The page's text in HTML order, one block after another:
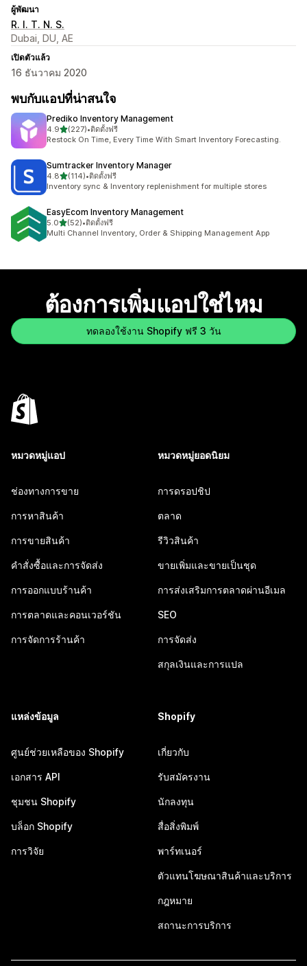
ผู้พัฒนา
R. I. T. N. S.
Dubai, DU, AE
เปิดตัวแล้ว
16 ธันวาคม 2020
พบกับแอปที่น่าสนใจ
Prediko Inventory Management
4.9เต็ม 5 ดาว
(227)
ทั้งหมด 227 รีวิว
•ติดตั้งฟรี
Restock On Time, Every Time With Smart Inventory Forecasting.
Sumtracker Inventory Manager
4.8เต็ม 5 ดาว
(114)
ทั้งหมด 114 รีวิว
•ติดตั้งฟรี
Inventory sync & Inventory replenishment for multiple stores
EasyEcom Inventory Management
5.0เต็ม 5 ดาว
(52)
ทั้งหมด 52 รีวิว
•ติดตั้งฟรี
Multi Channel Inventory, Order & Shipping Management App
ต้องการเพิ่มแอปใช่ไหม
ทดลองใช้งาน Shopify ฟรี 3 วัน
หมวดหมู่แอป
ช่องทางการขาย
การหาสินค้า
การขายสินค้า
คำสั่งซื้อและการจัดส่ง
การออกแบบร้านค้า
การตลาดและคอนเวอร์ชัน
การจัดการร้านค้า
หมวดหมู่ยอดนิยม
การดรอปชิป
ตลาด
รีวิวสินค้า
ขายเพิ่มและขายเป็นชุด
การส่งเสริมการตลาดผ่านอีเมล
SEO
การจัดส่ง
สกุลเงินและการแปล
แหล่งข้อมูล
ศูนย์ช่วยเหลือของ Shopify
เอกสาร API
ชุมชน Shopify
บล็อก Shopify
การวิจัย
Shopify
เกี่ยวกับ
รับสมัครงาน
นักลงทุน
สื่อสิ่งพิมพ์
พาร์ทเนอร์
ตัวแทนโฆษณาสินค้าและบริการ
กฎหมาย
สถานะการบริการ